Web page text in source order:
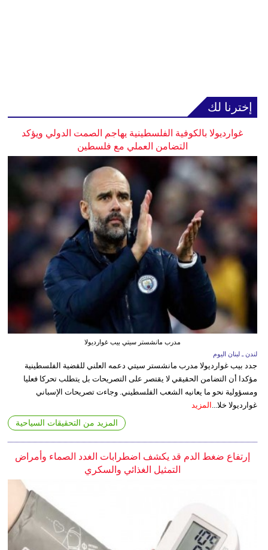
إخترنا لك
غوارديولا بالكوفية الفلسطينية يهاجم الصمت الدولي ويؤكد
التضامن العملي مع فلسطين
مدرب مانشستر سيتي بيب غوارديولا
لندن ـ لبنان اليوم
جدد بيب غوارديولا مدرب مانشستر سيتي دعمه العلني للقضية الفلسطينية
مؤكدا أن التضامن الحقيقي لا يقتصر على التصريحات بل يتطلب تحركا فعليا
ومسؤولية نحو ما يعانيه الشعب الفلسطيني. وجاءت تصريحات الإسباني
غوارديولا خلا... المزيد
المزيد من التحقيقات السياحية
إرتفاع ضغط الدم قد يكشف اضطرابات الغدد الصماء وأمراض
التمثيل الغذائي والسكري